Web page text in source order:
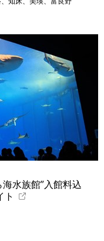
水族館”入館料込
ト